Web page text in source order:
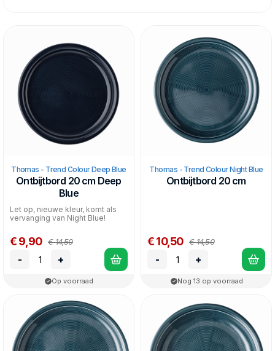
De tijd tussen zonderondergang en zonsopkomst. Bij
bepaalde omstandigheden neemt de wereld een diep blauwe
kleur aan. Dit servies is goed de combineren met hetTrend
wit, een bewezen klassieker, maar ook met de andere kleuren
uit de
Colour lijn
Dit servies mag in de vaatwasser en in de magnetron.
Thomas - Trend Colour Deep Blue
Ontbijtbord 20 cm Deep
Blue
Let op, nieuwe kleur, komt als
vervanging van Night Blue!
€ 9,90 € 14,50
- +
Op voorraad
Thomas - Trend Colour Night Blue
Ontbijtbord 20 cm
€ 10,50 € 14,50
- +
Nog 13 op voorraad